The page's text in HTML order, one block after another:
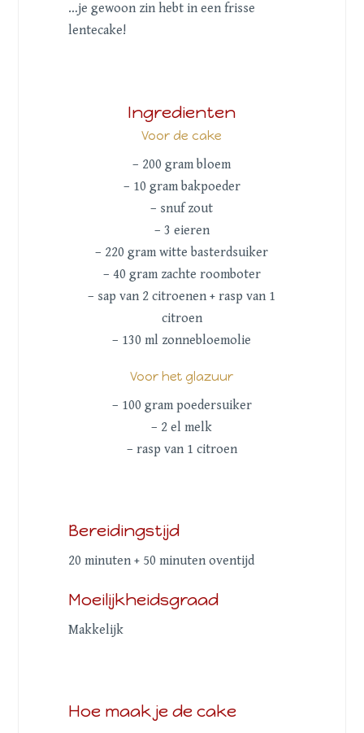
…je gewoon zin hebt in een frisse
lentecake!
Ingredienten
Voor de cake
– 200 gram bloem
– 10 gram bakpoeder
– snuf zout
– 3 eieren
– 220 gram witte basterdsuiker
– 40 gram zachte roomboter
– sap van 2 citroenen + rasp van 1
citroen
– 130 ml zonnebloemolie
Voor het glazuur
– 100 gram poedersuiker
– 2 el melk
– rasp van 1 citroen
Bereidingstijd
20 minuten + 50 minuten oventijd
Moeilijkheidsgraad
Makkelijk
Hoe maak je de cake